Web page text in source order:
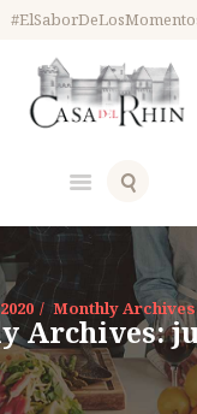
2020 Monthly
Archives: